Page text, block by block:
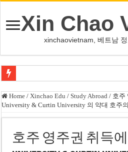
Xin Chao
xinchaovietnam, 베트남
쩐 타인 먼 베트남 국회의장 “외교 성과, 국
싱가포르 하오마트, 마지막 프리미엄 매장
PNJ, 다이아몬드 밀수 여파에 2분기 적자
Home / Xinchao Edu / Study Abroad / 호주
University & Curtin University 의 약대 호주
호주 영주권 취득에